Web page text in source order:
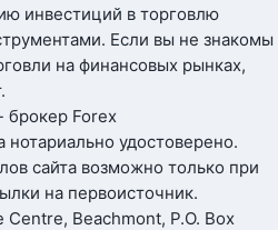
инвестиций в торговлю
Если вы не знакомы
на финансовых рынках,
Forex
удостоверено.
сайта возможно только при
на первоисточник.
Beachmont, P.O. Box